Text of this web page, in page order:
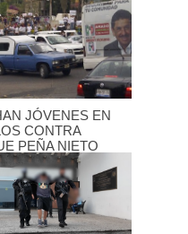
JÓVENES EN
CONTRA
PEÑA NIETO
2012